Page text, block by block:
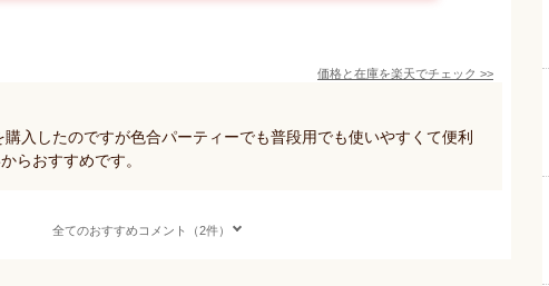
価格と在庫を楽天でチェック >>
入したのですが色合パーティーでも普段用でも使いやすくて便利
らおすすめです。
全てのおすすめコメント（2件）